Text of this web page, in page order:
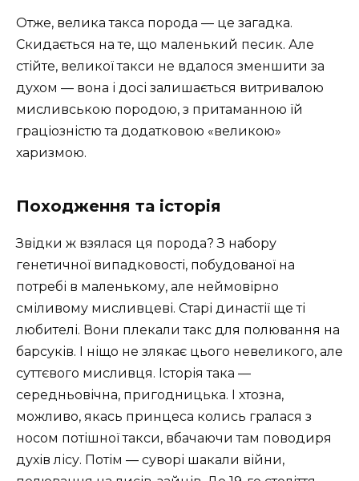
Отже, велика такса порода — це загадка.
Скидається на те, що маленький песик. Але
стійте, великої такси не вдалося зменшити за
духом — вона і досі залишається витривалою
мисливською породою, з притаманною їй
граціозністю та додатковою «великою»
харизмою.
Походження та історія
Звідки ж взялася ця порода? З набору
генетичної випадковості, побудованої на
потребі в маленькому, але неймовірно
сміливому мисливцеві. Старі династії ще ті
любителі. Вони плекали такс для полювання на
барсуків. І ніщо не злякає цього невеликого, але
суттєвого мисливця. Історія така —
середньовічна, пригодницька. І хтозна,
можливо, якась принцеса колись гралася з
носом потішної такси, вбачаючи там поводиря
духів лісу. Потім — суворі шакали війни,